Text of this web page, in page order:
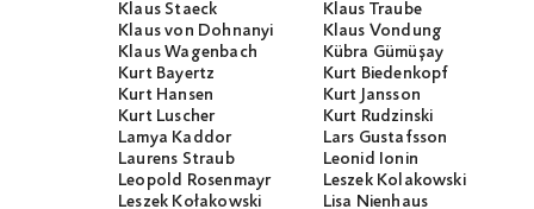
Klaus Staeck
Klaus Traube
Klaus von Dohnanyi
Klaus Vondung
Klaus Wagenbach
Kübra Gümüşay
Kurt Bayertz
Kurt Biedenkopf
Kurt Hansen
Kurt Jansson
Kurt Luscher
Kurt Rudzinski
Lamya Kaddor
Lars Gustafsson
Laurens Straub
Leonid Ionin
Leopold Rosenmayr
Leszek Kolakowski
Leszek Kołakowski
Lisa Nienhaus